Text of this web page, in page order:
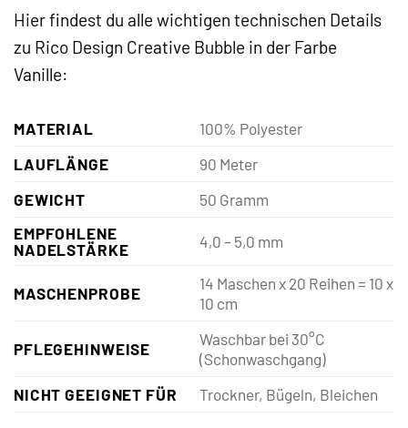
Hier findest du alle wichtigen technischen Details
zu Rico Design Creative Bubble in der Farbe
Vanille:
MATERIAL
100% Polyester
LAUFLÄNGE
90 Meter
GEWICHT
50 Gramm
EMPFOHLENE
NADELSTÄRKE
4,0 – 5,0 mm
MASCHENPROBE
14 Maschen x 20 Reihen = 10 x
10 cm
PFLEGEHINWEISE
Waschbar bei 30°C
(Schonwaschgang)
NICHT GEEIGNET FÜR
Trockner, Bügeln, Bleichen